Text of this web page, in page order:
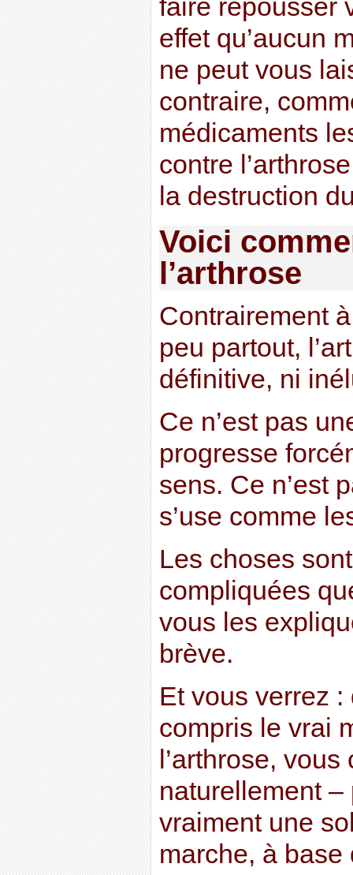
faire repousser
effet qu’aucun
ne peut vous
contraire,
médicaments
contre
la destruction
Voici
l’arthrose
Contrairement
peu partout,
définitive, ni
Ce n’est pas
progresse
sens. Ce n’est
s’use comme
Les choses
compliquées
vous les
brève.
Et vous verrez
compris le vrai
l’arthrose,
naturellement
vraiment une
marche, à base